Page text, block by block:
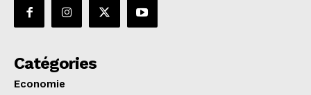
Catégories
Economie